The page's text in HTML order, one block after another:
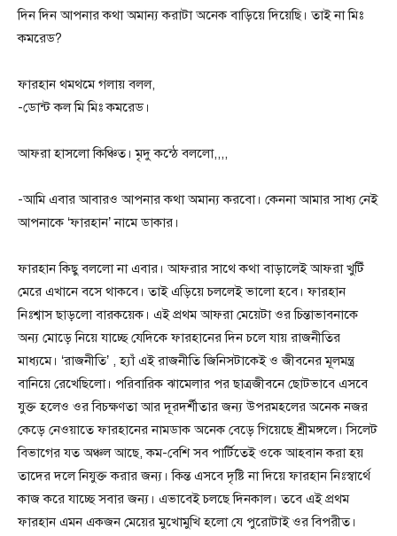
দিন দিন আপনার কথা অমান্য করাটা অনেক বাড়িয়ে দিয়েছি। তাই না মিঃ
কমরেড?
ফারহান থমথমে গলায় বলল,
-ডোন্ট কল মি মিঃ কমরেড।
আফরা হাসলো কিঞ্চিত। মৃদু কন্ঠে বললো,,,,
-আমি এবার আবারও আপনার কথা অমান্য করবো। কেননা আমার সাধ্য নেই
আপনাকে ‘ফারহান’ নামে ডাকার।
ফারহান কিছু বললো না এবার। আফরার সাথে কথা বাড়ালেই আফরা খুটিঁ
মেরে এখানে বসে থাকবে। তাই এড়িয়ে চললেই ভালো হবে। ফারহান
নিঃশ্বাস ছাড়লো বারকয়েক। এই প্রথম আফরা মেয়েটা ওর চিন্তাভাবনাকে
অন্য মোড়ে নিয়ে যাচ্ছে যেদিকে ফারহানের দিন চলে যায় রাজনীতির
মাধ্যমে। ‘রাজনীতি’ , হ্যাঁ এই রাজনীতি জিনিসটাকেই ও জীবনের মূলমন্ত্র
বানিয়ে রেখেছিলো। পরিবারিক ঝামেলার পর ছাত্রজীবনে ছোটভাবে এসবে
যুক্ত হলেও ওর বিচক্ষণতা আর দূরদর্শীতার জন্য উপরমহলের অনেক নজর
কেড়ে নেওয়াতে ফারহানের নামডাক অনেক বেড়ে গিয়েছে শ্রীমঙ্গলে। সিলেট
বিভাগের যত অঞ্চল আছে, কম-বেশি সব পার্টিতেই ওকে আহবান করা হয়
তাদের দলে নিযুক্ত করার জন্য। কিন্ত এসবে দৃষ্টি না দিয়ে ফারহান নিঃস্বার্থে
কাজ করে যাচ্ছে সবার জন্য। এভাবেই চলছে দিনকাল। তবে এই প্রথম
ফারহান এমন একজন মেয়ের মুখোমুখি হলো যে পুরোটাই ওর বিপরীত।